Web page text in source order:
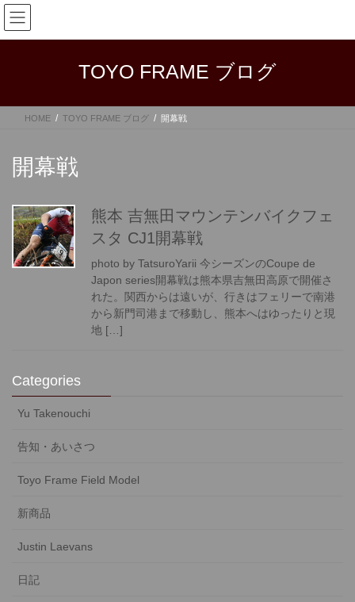
コ
ン
テ
ス
ナ
ビ
ゲ
ン
TOYO FRAME ブログ
HOME TOYO FRAME ブログ 開幕戦
開幕戦
熊本 吉無田マウンテンバイクフェ
スタ CJ1開幕戦
photo by TatsuroYarii 今シーズンのCoupe de
Japon series開幕戦は熊本県吉無田高原で開催さ
れた。関西からは遠いが、行きはフェリーで南港
から新門司港まで移動し、熊本へはゆったりと現
地 […]
Categories
Yu Takenouchi
告知・あいさつ
Toyo Frame Field Model
新商品
Justin Laevans
日記